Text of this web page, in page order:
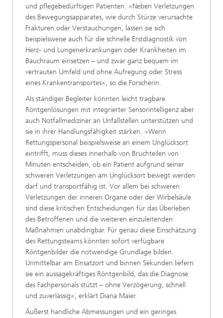
und pflegebedürftigen Patienten. »Neben Verletzungen
des Bewegungsapparates, wie durch Stürze verursachte
Frakturen oder Verstauchungen, lassen sie sich
beispielsweise auch für die schnelle Erstdiagnostik von
Herz- und Lungenerkrankungen oder Krankheiten im
Bauchraum einsetzen – und zwar ganz bequem im
vertrauten Umfeld und ohne Aufregung oder Stress
eines Krankentransportes«, so die Forscherin.
Als ständiger Begleiter könnten leicht tragbare
Röntgenlösungen mit integrierter Sensorintelligenz aber
auch Notfallmediziner an Unfallstellen unterstützen und
sie in ihrer Handlungsfähigkeit stärken. »Wenn
Rettungspersonal beispielsweise an einem Unglücksort
eintrifft, muss dieses innerhalb von Bruchteilen von
Minuten entscheiden, ob ein Patient aufgrund seiner
schweren Verletzungen am Unglücksort bewegt werden
darf und transportfähig ist. Vor allem bei schweren
Verletzungen der inneren Organe oder der Wirbelsäule
sind diese kritischen Entscheidungen für das Überleben
des Betroffenen und die weiteren einzuleitenden
Maßnahmen unabdingbar. Für genau diese Einschätzung
des Rettungsteams könnten sofort verfügbare
Röntgenbilder die notwendige Grundlage bilden.
Unmittelbar am Einsatzort und binnen Sekunden liefern
sie ein aussagekräftiges Röntgenbild, das die Diagnose
des Fachpersonals stützt – ohne Verzögerung, schnell
und zuverlässig«, erklärt Diana Maier.
Äußerst handliche Abmessungen und ein geringes